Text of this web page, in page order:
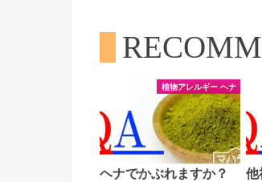
植物アレルギー ヘナ
ヘナでかぶれますか？
他